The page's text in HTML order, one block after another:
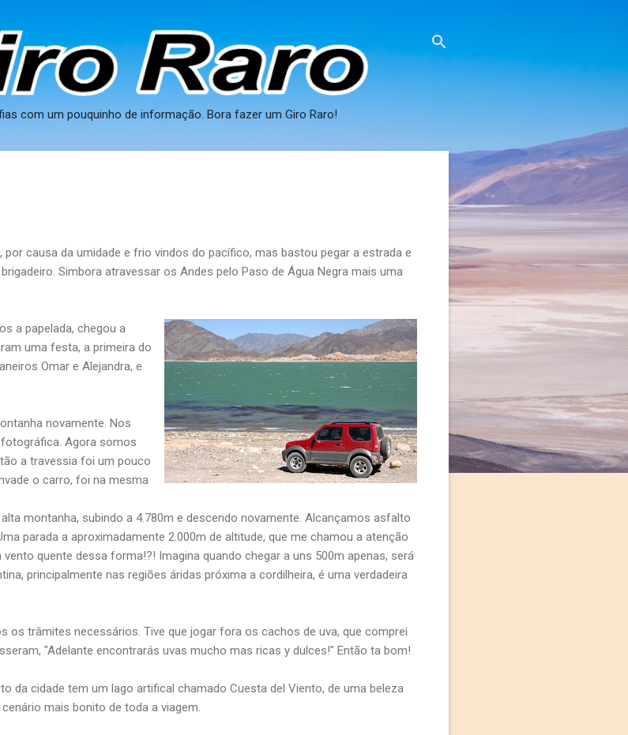
com um pouquinho de informação. Bora fazer um Giro Raro!
causa da umidade e frio vindos do pacífico, mas bastou pegar a estrada e
Simbora atravessar os Andes pelo Paso de Água Negra mais uma
a papelada, chegou a
uma festa, a primeira do
Omar e Alejandra, e
novamente. Nos
Agora somos
a travessia foi um pouco
o carro, foi na mesma
montanha, subindo a 4.780m e descendo novamente. Alcançamos asfalto
parada a aproximadamente 2.000m de altitude, que me chamou a atenção
quente dessa forma!?! Imagina quando chegar a uns 500m apenas, será
principalmente nas regiões áridas próxima a cordilheira, é uma verdadeira
os trâmites necessários. Tive que jogar fora os cachos de uva, que comprei
"Adelante encontrarás uvas mucho mas ricas y dulces!" Então ta bom!
da cidade tem um lago artifical chamado Cuesta del Viento, de uma beleza
mais bonito de toda a viagem.